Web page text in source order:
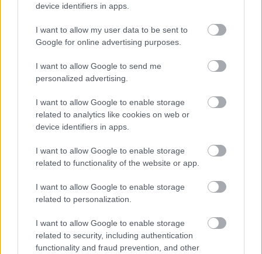
device identifiers in apps.
I want to allow my user data to be sent to
Google for online advertising purposes.
I want to allow Google to send me
personalized advertising.
I want to allow Google to enable storage
related to analytics like cookies on web or
device identifiers in apps.
I want to allow Google to enable storage
related to functionality of the website or app.
I want to allow Google to enable storage
related to personalization.
I want to allow Google to enable storage
related to security, including authentication
functionality and fraud prevention, and other
Playing Your Songcíműgrungesirató a Hole 1998-
Celebrity Skinalbumáról: